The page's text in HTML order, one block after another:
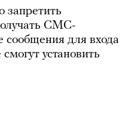
СМС-
для входа
установить